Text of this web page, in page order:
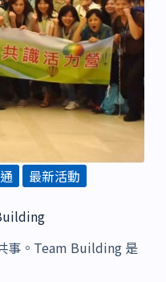
最新活動
事。Team Building 是